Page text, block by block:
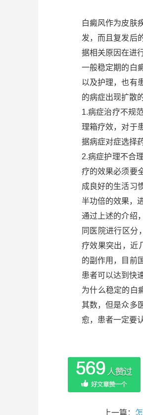
白癜风作为皮肤
发，而且复发后
据相关原因在进
一般稳定期的白
以及护理，也有
的病症出现扩散
1.病症治疗不规
理箱疗效，对于
据病症对症选择
2.病症护理不合
疗的效果必须要
成良好的生活习
半功倍的效果，
通过上述的介绍
同医院进行区分
疗效果突出，近
的副作用，目前
患者可以达到快
为什么稳定的白
其数，但是众多
愈，患者一定要
上一篇：